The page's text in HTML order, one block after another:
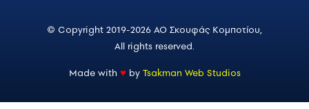
© Copyright 2019-2026 ΑΟ Σκουφάς Κομποτίου,
All rights reserved.
Made with ♥ by Tsakman Web Studios